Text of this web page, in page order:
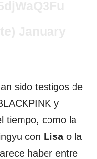
sido testigos de
y
tiempo, como la
con Lisao la
haber entre